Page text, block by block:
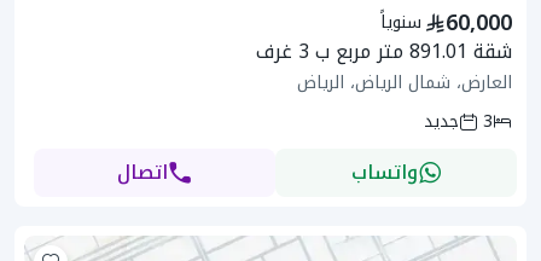
سنوياً 60,000
شقة 891.01 متر مربع ب 3 غرف
العارض، شمال الرياض، الرياض
3
جديد
واتساب اتصال